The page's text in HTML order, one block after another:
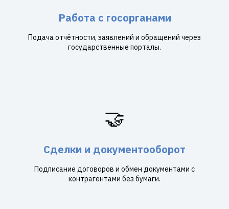
Работа с госорганами
Подача отчётности, заявлений и обращений через
государственные порталы.
🤝
Сделки и документооборот
Подписание договоров и обмен документами с
контрагентами без бумаги.